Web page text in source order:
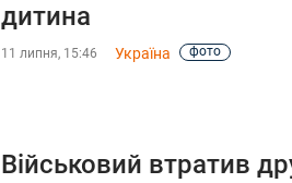
дитина
11 липня, 15:46 Україна фото
Військовий втратив